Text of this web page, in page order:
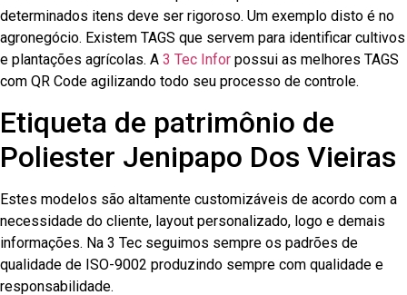
determinados itens deve ser rigoroso. Um exemplo disto é no
agronegócio. Existem TAGS que servem para identificar cultivos
e plantações agrícolas. A 3 Tec Infor possui as melhores TAGS
com QR Code agilizando todo seu processo de controle.
Etiqueta de patrimônio de
Poliester Jenipapo Dos Vieiras
Estes modelos são altamente customizáveis de acordo com a
necessidade do cliente, layout personalizado, logo e demais
informações. Na 3 Tec seguimos sempre os padrões de
qualidade de ISO-9002 produzindo sempre com qualidade e
responsabilidade.